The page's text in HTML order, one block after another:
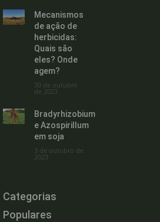
Mecanismos
de ação de
herbicidas:
Quais são
eles? Onde
agem?
30 de outubro
de 2023
Bradyrhizobium
e Azospirillum
em soja
3 de outubro de
2023
Categorias
Populares